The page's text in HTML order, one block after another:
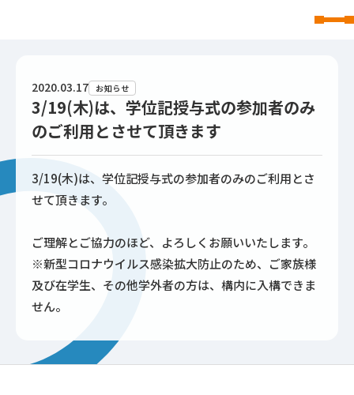
2020.03.17 お知らせ
3/19(木)は、学位記授与式の参加者のみ
のご利用とさせて頂きます
3/19(木)は、学位記授与式の参加者のみのご利用とさ
せて頂きます。
ご理解とご協力のほど、よろしくお願いいたします。
※新型コロナウイルス感染拡大防止のため、ご家族様
及び在学生、その他学外者の方は、構内に入構できま
せん。